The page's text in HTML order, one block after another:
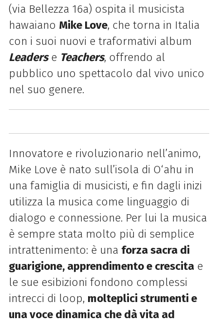
(via Bellezza 16a) ospita il musicista
hawaiano Mike Love, che torna in Italia
con i suoi nuovi e traformativi album
Leaderse Teachers, offrendo al
pubblico uno spettacolo dal vivo unico
nel suo genere.
Innovatore e rivoluzionario nell’animo,
Mike Love è nato sull’isola di O‘ahu in
una famiglia di musicisti, e fin dagli inizi
utilizza la musica come linguaggio di
dialogo e connessione. Per lui la musica
è sempre stata molto più di semplice
intrattenimento: è una forza sacra di
guarigione, apprendimento e crescitae
le sue esibizioni fondono complessi
intrecci di loop, molteplici strumenti e
una voce dinamica che dà vita ad